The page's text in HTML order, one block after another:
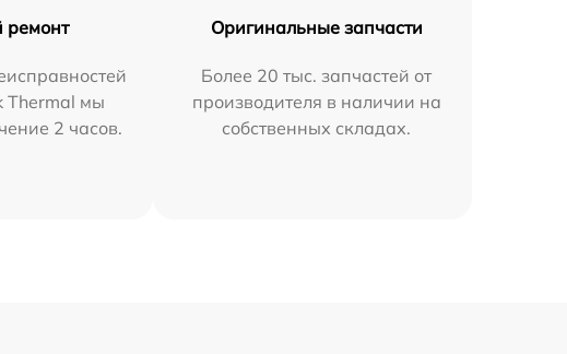
ремонт
Thermal мы
2 часов.
Оригинальные запчасти
Более 20 тыс. запчастей от
производителя в наличии на
собственных складах.